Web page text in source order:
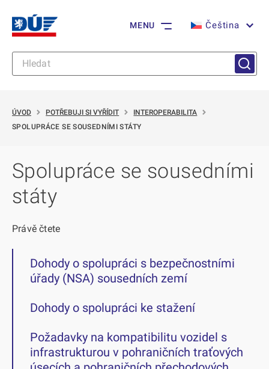
MENU Čeština
ÚVOD POTŘEBUJI SI VYŘÍDIT
INTEROPERABILITA
SPOLUPRÁCE SE SOUSEDNÍMI STÁTY
Spolupráce se sousedními
státy
Právě čtete
Dohody o spolupráci s bezpečnostními
úřady (NSA) sousedních zemí
Dohody o spolupráci ke stažení
Požadavky na kompatibilitu vozidel s
infrastrukturou v pohraničních traťových